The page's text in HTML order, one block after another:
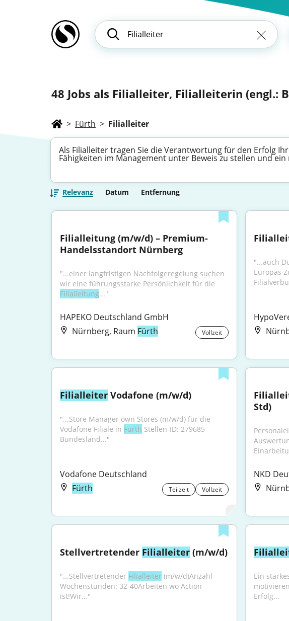
48 Jobs als Filialleiter, Filialleiterin (engl.:
> Fürth > Filialleiter
Als Filialleiter tragen Sie die Verantwortung für den Erfolg
Fähigkeiten im Management unter Beweis zu stellen und
Relevanz Datum Entfernung
Filialleitung (m/w/d) – Premium-
Handelsstandort Nürnberg
"...einer langfristigen Nachfolgeregelung suchen
Filialleitung..."
HAPEKO Deutschland GmbH
Nürnberg, Raum Fürth Vollzeit
"...auch
Europas
Filialleiter Vodafone (m/w/d)
"...Store Manager own Stores (m/w/d) für die
Vodafone Filiale in Fürth Stellen-ID: 279685
Bundesland..."
Vodafone Deutschland
Fürth
Teilzeit Vollzeit
Std)
NKD
Stellvertretender Filialleiter (m/w/d)
"...Stellvertretender Filialleiter (m/w/d)Anzahl
Wochenstunden: 32-40Arbeiten wo Action
ist!Wir..."
Ein
Erfolg...